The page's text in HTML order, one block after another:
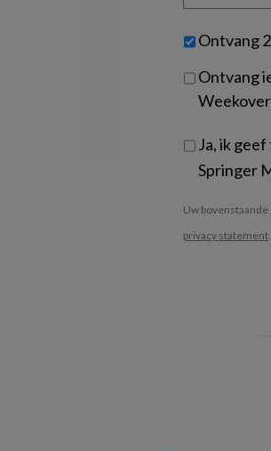
je?
Untitled
Ontvang
Ontvang
Ja, ik
Springer
Uw
privacy statement.